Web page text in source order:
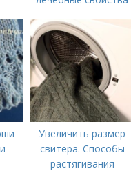
Увеличить размер
свитера. Способы
растягивания